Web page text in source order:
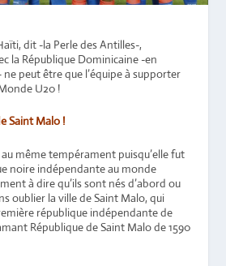
dit -la Perle des Antilles-,
la République Dominicaine -en
peut être que l’équipe à supporter
U20 !
Saint Malo !
même tempérament puisqu’elle fut
noire indépendante au monde
à dire qu’ils sont nés d’abord ou
oublier la ville de Saint Malo, qui
république indépendante de
République de Saint Malo de 1590